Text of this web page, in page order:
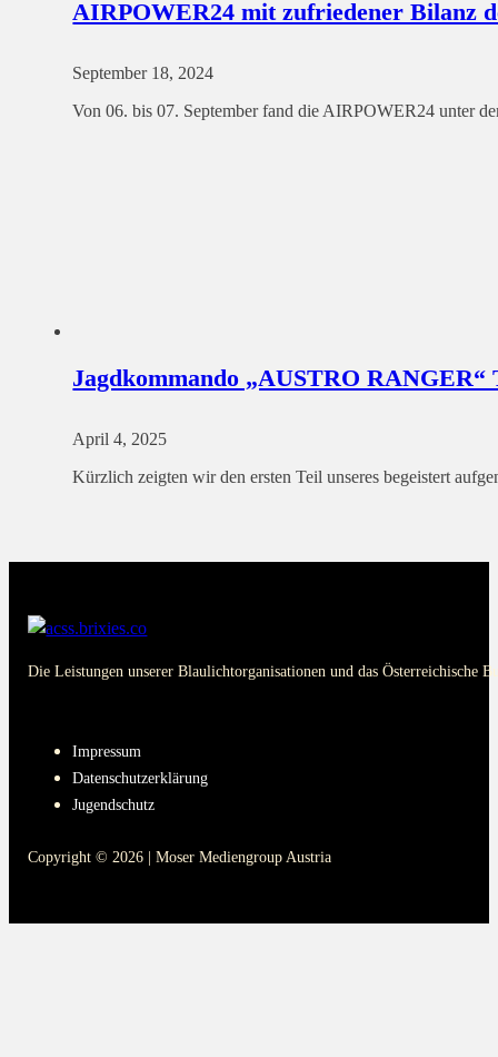
AIRPOWER24 mit zufriedener Bilanz
September 18, 2024
Von 06. bis 07. September fand die AIRPOWER24 unter
Jagdkommando „AUSTRO RANGER“
April 4, 2025
Kürzlich zeigten wir den ersten Teil unseres begeistert
Die Leistungen unserer Blaulichtorganisationen und das Österreichische
Impressum
Datenschutzerklärung
Jugendschutz
Copyright © 2026 | Moser Mediengroup Austria